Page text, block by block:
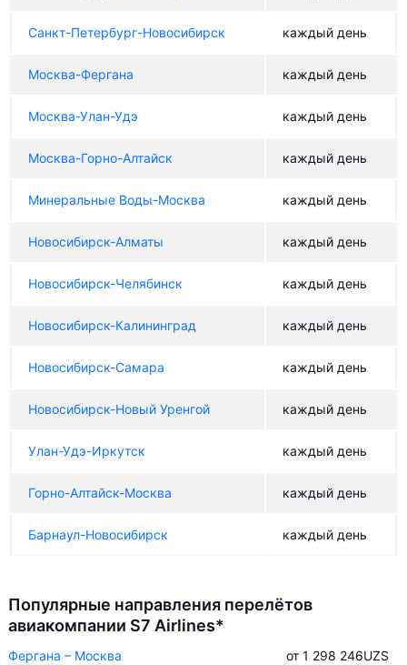
Санкт-Петербург-Новосибирск каждый день
Москва-Фергана каждый день
Москва-Улан-Удэ каждый день
Москва-Горно-Алтайск каждый день
Минеральные Воды-Москва каждый день
Новосибирск-Алматы каждый день
Новосибирск-Челябинск каждый день
Новосибирск-Калининград каждый день
Новосибирск-Самара каждый день
Новосибирск-Новый Уренгой каждый день
Улан-Удэ-Иркутск каждый день
Горно-Алтайск-Москва каждый день
Барнаул-Новосибирск каждый день
Популярные направления перелётов
авиакомпании S7 Airlines*
Фергана – Москва от 1 298 246UZS